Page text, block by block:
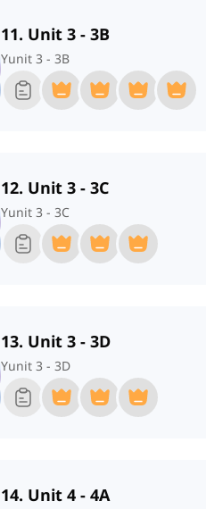
11. Unit 3 - 3B
Yunit 3 - 3B
12. Unit 3 - 3C
Yunit 3 - 3C
13. Unit 3 - 3D
Yunit 3 - 3D
14. Unit 4 - 4A